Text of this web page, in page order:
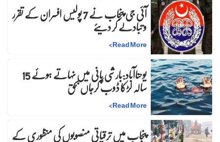
آئی جی پنجاب نے 7 پولیس افسران کے تقرر و تبادلے کر دیئے
Read More
>
یوحناآباد:بارشی پانی میں نہاتے ہوئے 15 سالہ لڑکا ڈوب کرجاں بحق
Read More
>
پنجاب میں ترقیاتی منصوبوں کی منظوری کے